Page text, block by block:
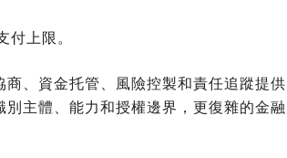
上限。
、資金托管、風險控製和責任追蹤提供
主體、能力和授權邊界，更復雜的金融